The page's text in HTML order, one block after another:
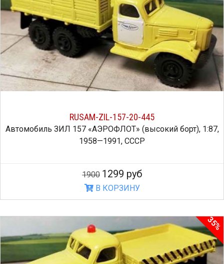
RUSAM-ZIL-157-20-445
Автомобиль ЗИЛ 157 «АЭРОФЛОТ» (высокий борт), 1:87,
1958—1991, СССР
1900 1299 руб
В КОРЗИНУ
35%